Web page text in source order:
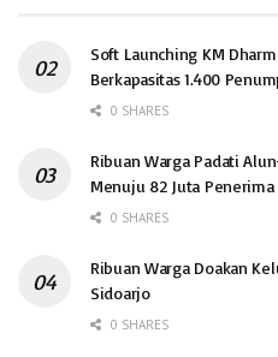
Soft Launching KM
Berkapasitas 1.400
0 SHARES
Ribuan Warga Padati
Menuju 82 Juta Penerima
0 SHARES
Ribuan Warga Doakan
Sidoarjo
0 SHARES